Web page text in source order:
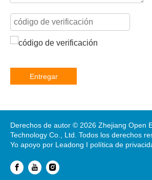
Entregar
Derechos de autor © 2026 Zhejiang Open
Technology Co., Ltd. Todos los derechos
Yo apoyo por Leadong I política de